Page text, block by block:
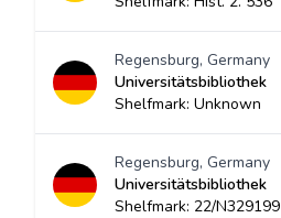
Regensburg, Germany
Universitätsbibliothek
Shelfmark: Unknown
Regensburg, Germany
Universitätsbibliothek
Shelfmark: 22/N329199